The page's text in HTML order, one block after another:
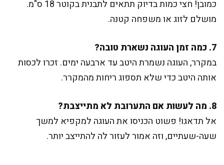
כמובן! חצי כמות בדיוק תתאים לתבנית בקוטר 18 ס"מ.
מושלם לזוג או משפחה קטנה.
7. כמה זמן העוגה נשארת טובה?
במקרר, העוגה נשמרת היטב עד ארבעה ימים. זכרו לכסות
אותה היטב כדי שלא תספוג ריחות מהמקרר.
8. מה לעשות אם התערובת לא מתייצבת?
אל תדאגו! פשוט הכניסו את העוגה למקפיא למשך
שעה-שעתיים, וזה אמור לעזור לה להתייצב יותר.